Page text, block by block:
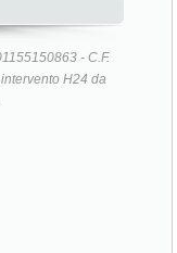
- C.F.
H24 da